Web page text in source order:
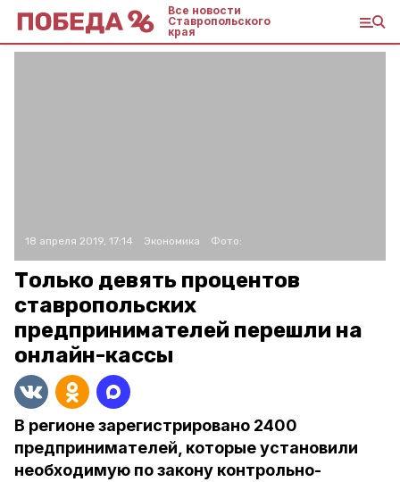
Все новости
Ставропольского
края
18 апреля 2019, 17:14 Экономика Фото:
Только девять процентов
ставропольских
предпринимателей перешли на
онлайн-кассы
В регионе зарегистрировано 2400
предпринимателей, которые установили
необходимую по закону контрольно-